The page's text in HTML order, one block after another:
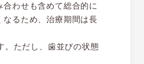
わせも含めて総合的に
るため、治療期間は長
。ただし、歯並びの状態